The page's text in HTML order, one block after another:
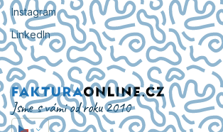
Instagram
LinkedIn
Jsme s vámi od roku 2010